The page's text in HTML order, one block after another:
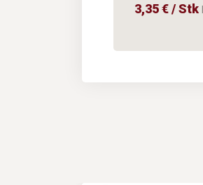
3,35 € / Stk